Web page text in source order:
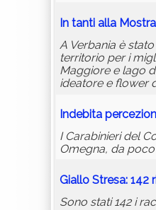
In tanti alla
A Verbania è
territorio per i
Maggiore e lago
ideatore e flower
Indebita
I Carabinieri del
Omegna, da
Giallo Stresa: 142
Sono stati 142 i